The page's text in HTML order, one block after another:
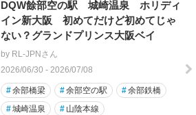
DQW餘部空の駅 城崎温泉 ホリディ
イン新大阪 初めてだけど初めてじゃ
ない？グランドプリンス大阪ベイ
by RL-JPNさん
2026/06/30 - 2026/07/08
#余部橋梁 #余部空の駅 #余部鉄橋
#城崎温泉 # 山陰本線